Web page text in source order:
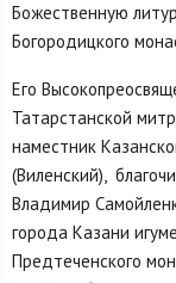
Божественную
Богородицкого
Его
Татарстанской
наместник
(Виленский),
Владимир
города Казани
Предтеченского